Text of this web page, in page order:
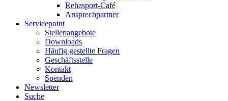
Rehasport-Café
Ansprechpartner
Servicepoint
Stellenangebote
Downloads
Häufig gestellte Fragen
Geschäftsstelle
Kontakt
Spenden
Newsletter
Suche